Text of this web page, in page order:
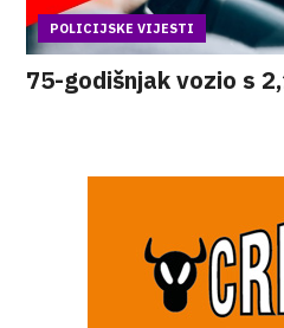
POLICIJSKE VIJESTI
75-godišnjak vozio s